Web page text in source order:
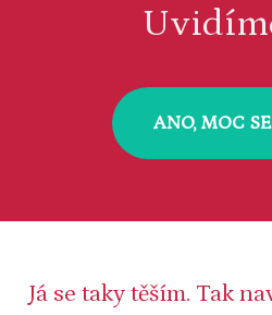
ANO, MOC
Já se taky těším. Tak